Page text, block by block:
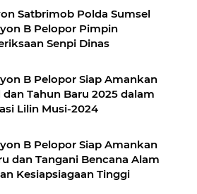
Satbrimob Polda Sumsel
B Pelopor Pimpin
Senpi Dinas
B Pelopor Siap Amankan
dan Tahun Baru 2025 dalam
Lilin Musi-2024
B Pelopor Siap Amankan
dan Tangani Bencana Alam
Kesiapsiagaan Tinggi